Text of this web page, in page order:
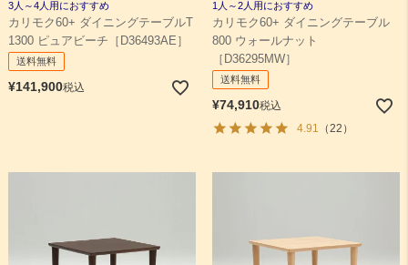
3人～4人用におすすめ
カリモク60+ ダイニングテーブルT
1300 ピュアビーチ［D36493AE］
送料無料
¥141,900税込
1人～2人用におすすめ
カリモク60+ ダイニングテーブル
800 ウォールナット
［D36295MW］
送料無料
¥74,910税込
4.91 （22）